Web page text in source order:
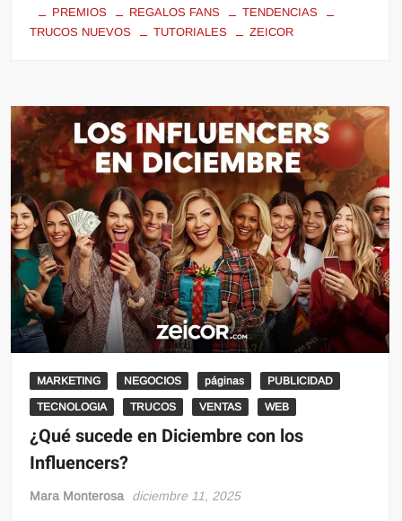
PREMIOS REGALOS FANS
TENDENCIAS
TRUCOS NUEVOS
TUTORIALES ZEICOR
MARKETING NEGOCIOS páginas PUBLICIDAD
TECNOLOGIA TRUCOS VENTAS WEB
¿Qué sucede en Diciembre con los
Influencers?
Mara Monterosa diciembre 11, 2025